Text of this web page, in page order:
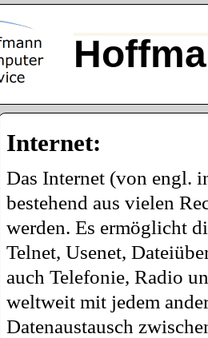
Internet:
Das Internet (von engl.
bestehend aus vielen
werden. Es ermöglicht
Telnet, Usenet,
auch Telefonie, Radio
weltweit mit jedem
Datenaustausch